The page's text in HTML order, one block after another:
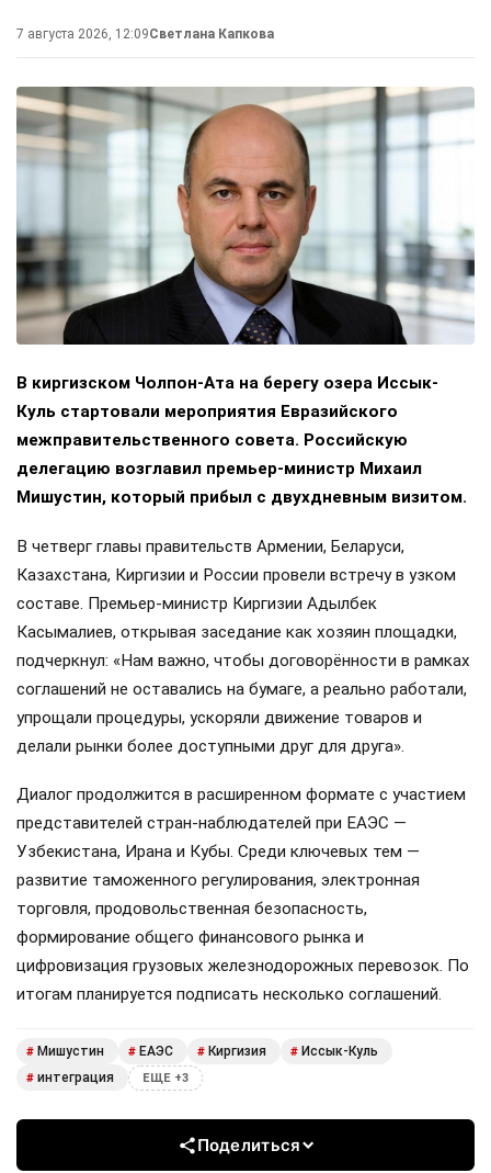
7 августа 2026, 12:09Светлана Капкова
В киргизском Чолпон-Ата на берегу озера Иссык-
Куль стартовали мероприятия Евразийского
межправительственного совета. Российскую
делегацию возглавил премьер-министр Михаил
Мишустин, который прибыл с двухдневным визитом.
В четверг главы правительств Армении, Беларуси,
Казахстана, Киргизии и России провели встречу в узком
составе. Премьер-министр Киргизии Адылбек
Касымалиев, открывая заседание как хозяин площадки,
подчеркнул: «Нам важно, чтобы договорённости в рамках
соглашений не оставались на бумаге, а реально работали,
упрощали процедуры, ускоряли движение товаров и
делали рынки более доступными друг для друга».
Диалог продолжится в расширенном формате с участием
представителей стран-наблюдателей при ЕАЭС —
Узбекистана, Ирана и Кубы. Среди ключевых тем —
развитие таможенного регулирования, электронная
торговля, продовольственная безопасность,
формирование общего финансового рынка и
цифровизация грузовых железнодорожных перевозок. По
итогам планируется подписать несколько соглашений.
# Мишустин # ЕАЭС # Киргизия # Иссык-Куль
# интеграция ЕЩЕ +3
Поделиться